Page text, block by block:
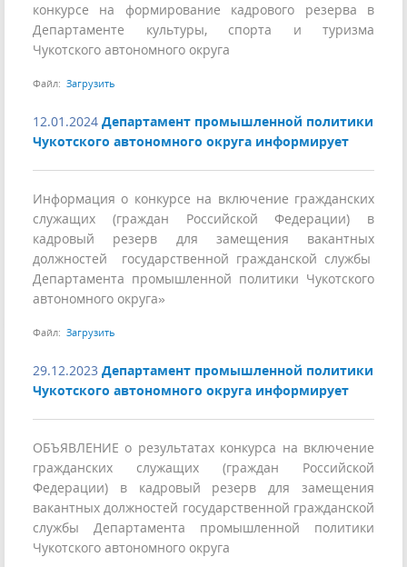
конкурсе на формирование кадрового резерва в
Департаменте культуры, спорта и туризма
Чукотского автономного округа
Файл: Загрузить
12.01.2024 Департамент промышленной политики
Чукотского автономного округа информирует
Информация о конкурсе на включение гражданских
служащих (граждан Российской Федерации) в
кадровый резерв для замещения вакантных
должностей государственной гражданской службы
Департамента промышленной политики Чукотского
автономного округа»
Файл: Загрузить
29.12.2023 Департамент промышленной политики
Чукотского автономного округа информирует
ОБЪЯВЛЕНИЕ о результатах конкурса на включение
гражданских служащих (граждан Российской
Федерации) в кадровый резерв для замещения
вакантных должностей государственной гражданской
службы Департамента промышленной политики
Чукотского автономного округа